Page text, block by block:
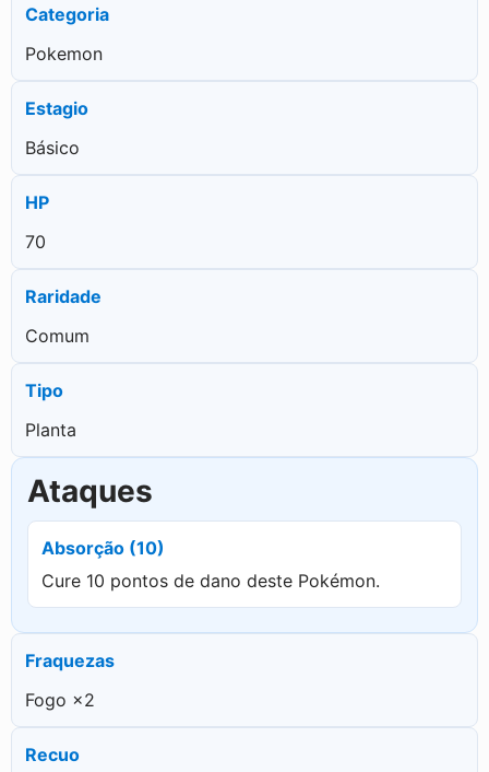
Categoria
Pokemon
Estagio
Básico
HP
70
Raridade
Comum
Tipo
Planta
Ataques
Absorção (10)
Cure 10 pontos de dano deste Pokémon.
Fraquezas
Fogo ×2
Recuo